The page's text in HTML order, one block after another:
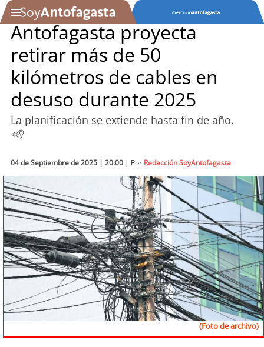
SOYTV
Podcast
Actualidad
Economía
Deportes
Tecnología
Sostenibilidad
soychile
Antofagasta proyecta
retirar más de 50
kilómetros de cables en
desuso durante 2025
La planificación se extiende hasta fin de año.
04 de Septiembre de 2025 | 20:00 | Por Redacción SoyAntofagasta
(Foto de archivo)